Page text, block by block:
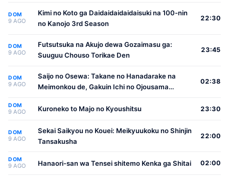
DOM
9 AGO
Kimi no Koto ga Daidaidaidaidaisuki na 100-nin
no Kanojo 3rd Season
22:30
DOM
9 AGO
Futsutsuka na Akujo dewa Gozaimasu ga:
Suuguu Chouso Torikae Den
23:45
DOM
9 AGO
Saijo no Osewa: Takane no Hanadarake na
Meimonkou de, Gakuin Ichi no Ojousama
Osewa suru Koto ni Narimashita
02:38
DOM
9 AGO Kuroneko to Majo no Kyoushitsu 23:30
DOM
9 AGO
Sekai Saikyou no Kouei: Meikyuukoku no Shinjin
Tansakusha
22:00
DOM
9 AGO Hanaori-san wa Tensei shitemo Kenka ga Shitai 02:00